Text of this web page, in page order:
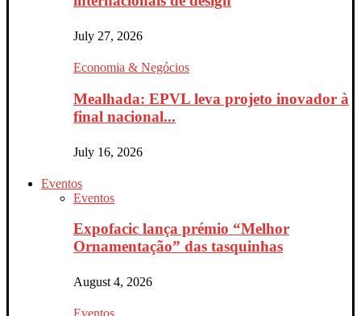
July 27, 2026
Economia & Negócios
Mealhada: EPVL leva projeto inovador à
final nacional...
July 16, 2026
Eventos
Eventos
Expofacic lança prémio “Melhor
Ornamentação” das tasquinhas
August 4, 2026
Eventos